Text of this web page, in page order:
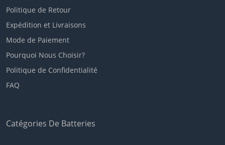
Politique de Retour
Expédition et Livraisons
Mode de Paiement
Pourquoi Nous Choisir?
Politique de Confidentialité
FAQ
Catégories De Batteries